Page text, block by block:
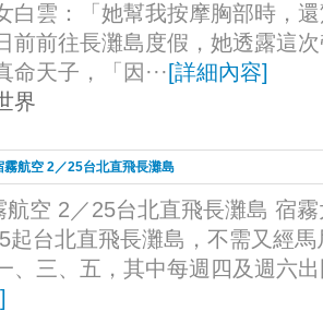
白雲：「她幫我按摩胸部時，
前前往長灘島度假，她透露這
命天子，「因··· [詳細內容]
界
霧航空 2／25台北直飛長灘島
航空 2／25台北直飛長灘島 宿
起台北直飛長灘島，不需又經
、三、五，其中每週四及週六
]